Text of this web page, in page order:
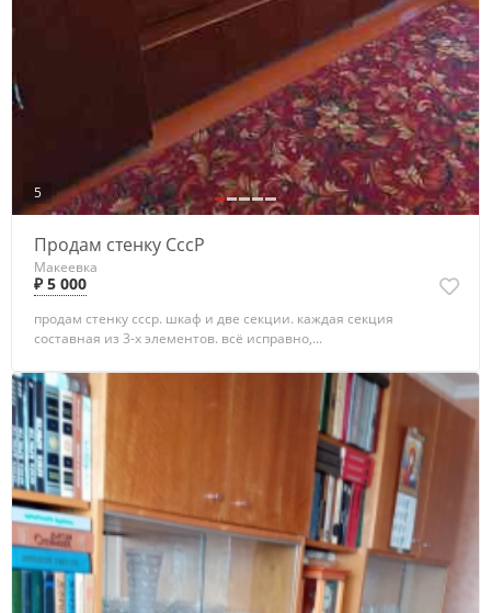
5
Продам стенку СссР
Макеевка
₽ 5 000
продам стенку ссср. шкаф и две секции. каждая секция
составная из 3-х элементов. всё исправно,...